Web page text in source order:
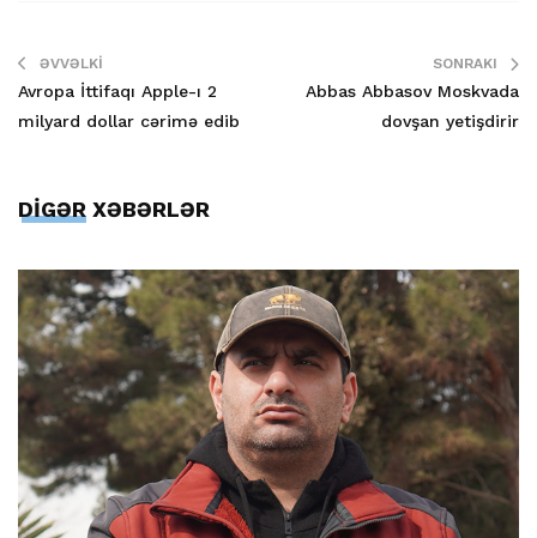
ƏVVƏLKI
Avropa İttifaqı Apple-ı 2
milyard dollar cərimə edib
SONRAKI
Abbas Abbasov Moskvada
dovşan yetişdirir
DİGƏR XƏBƏRLƏR